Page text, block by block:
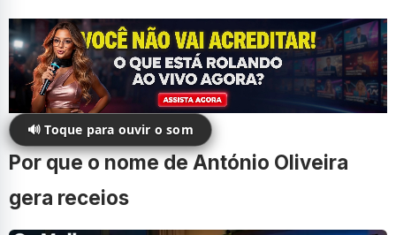
🔊 Toque para ouvir o som
Por que o nome de António Oliveira
gera receios